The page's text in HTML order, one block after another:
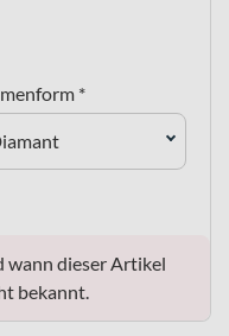
*
wann dieser Artikel
bekannt.